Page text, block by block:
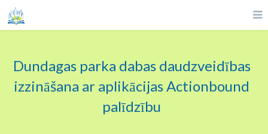
Dundagas parka dabas daudzveidības
izzināšana ar aplikācijas Actionbound
palīdzību